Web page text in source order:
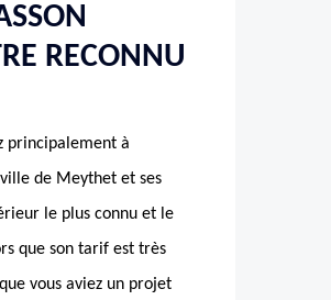
RECONNU
principalement à
de Meythet et ses
le plus connu et le
que son tarif est très
vous aviez un projet